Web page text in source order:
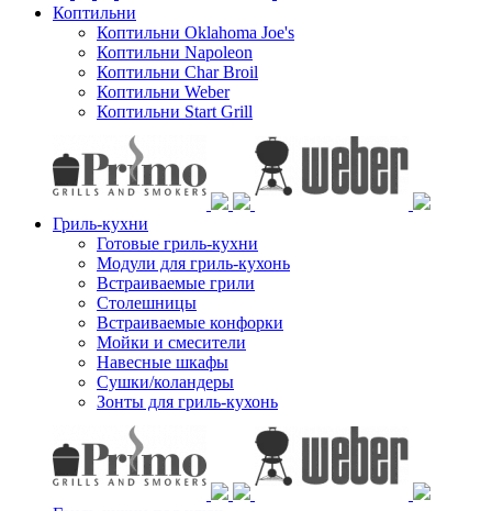
Коптильни
Коптильни Oklahoma Joe's
Коптильни Napoleon
Коптильни Char Broil
Коптильни Weber
Коптильни Start Grill
Гриль-кухни
Готовые гриль-кухни
Модули для гриль-кухонь
Встраиваемые грили
Столешницы
Встраиваемые конфорки
Мойки и смесители
Навесные шкафы
Сушки/коландеры
Зонты для гриль-кухонь